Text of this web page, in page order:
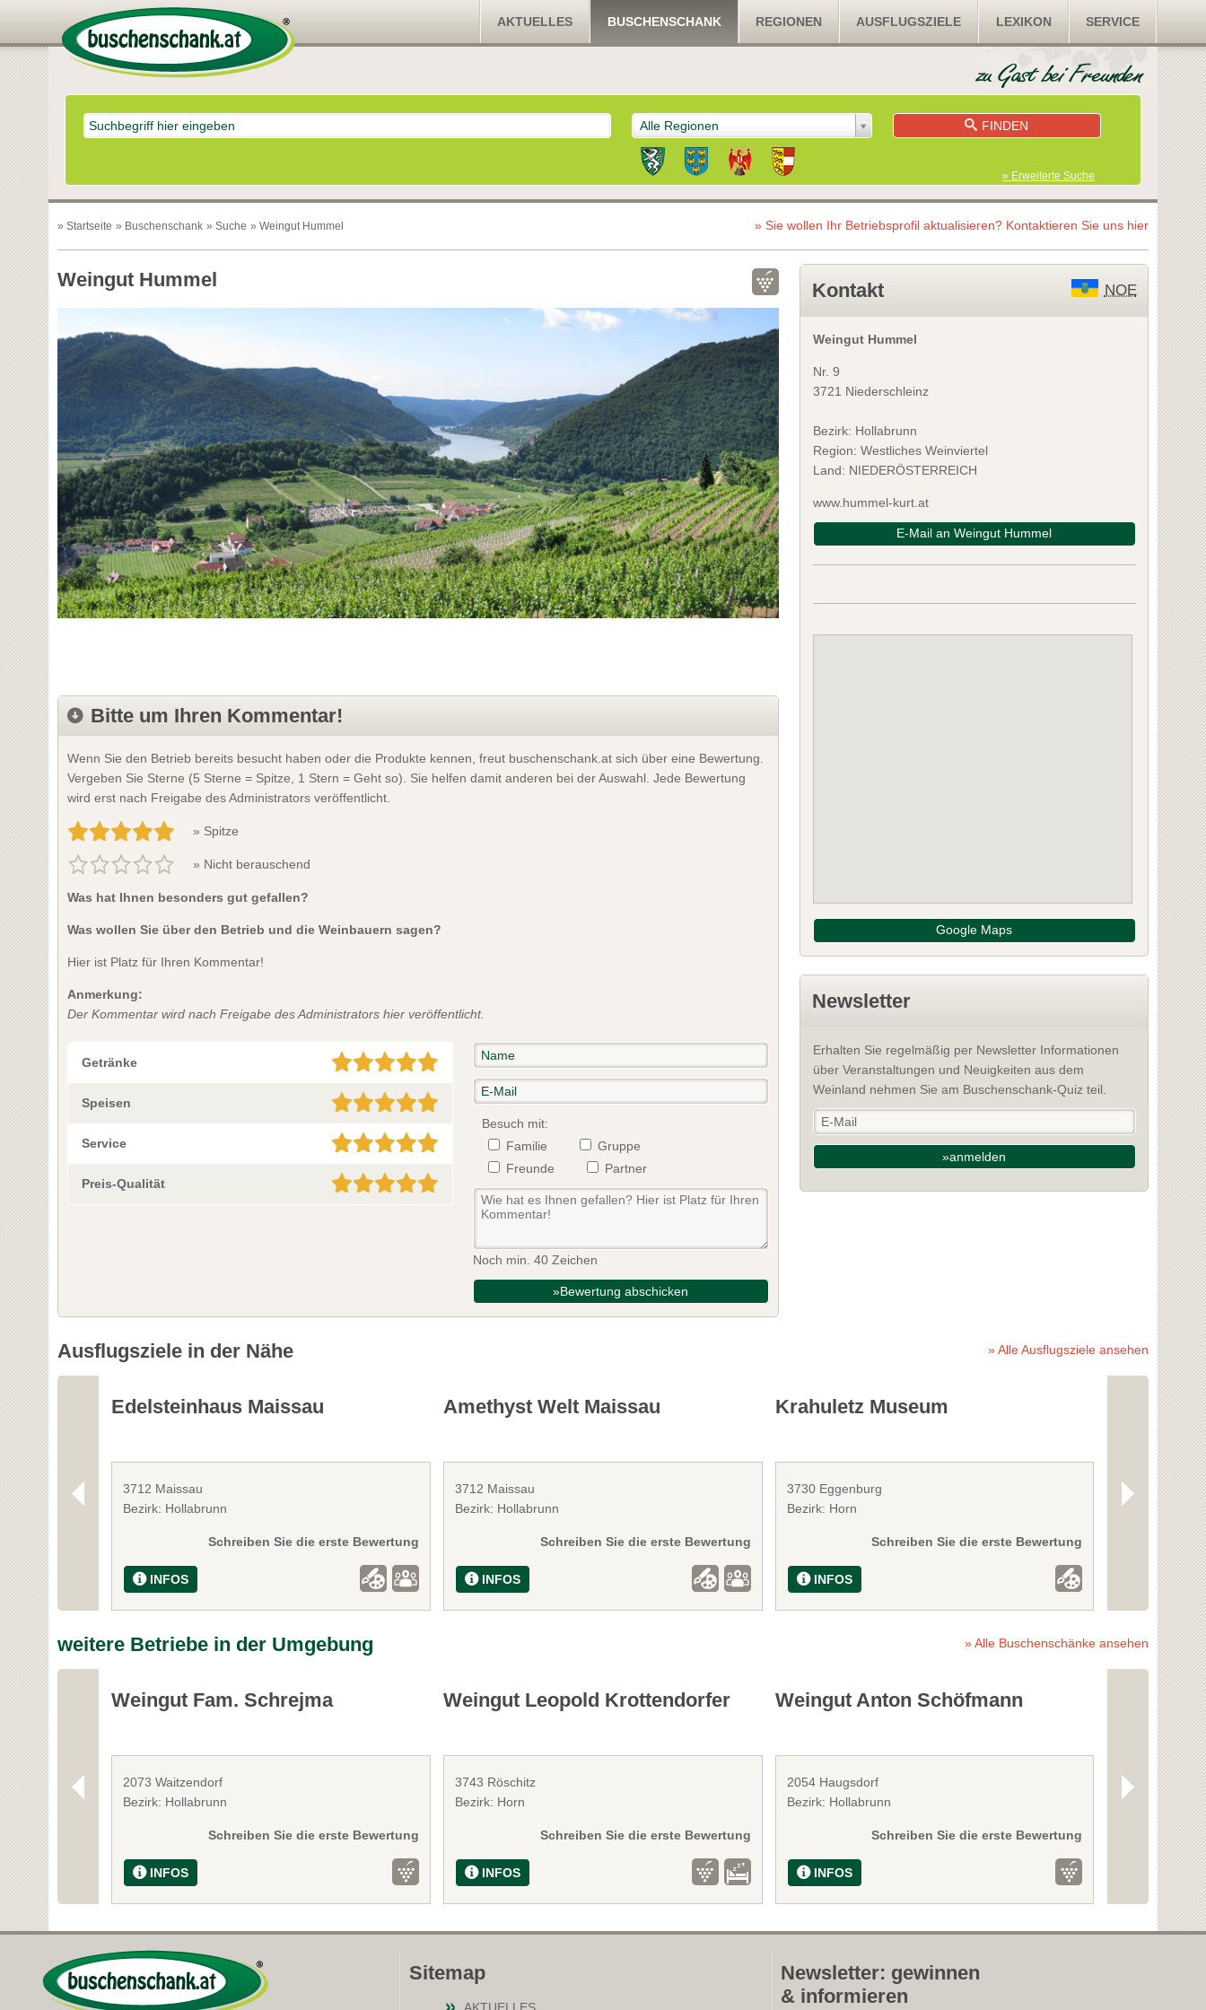
AKTUELLES BUSCHENSCHANK REGIONEN AUSFLUGSZIELE LEXIKON SERVICE
Alle Regionen FINDEN
» Erweiterte Suche
» Startseite » Buschenschank » Suche » Weingut Hummel
Weingut Hummel
Bitte um Ihren Kommentar!
Wenn Sie den Betrieb bereits besucht haben oder die Produkte kennen, freut buschenschank.at sich über eine Bewertung.
Vergeben Sie Sterne (5 Sterne = Spitze, 1 Stern = Geht so). Sie helfen damit anderen bei der Auswahl. Jede Bewertung
wird erst nach Freigabe des Administrators veröffentlicht.
» Spitze
» Nicht berauschend
Was hat Ihnen besonders gut gefallen?
Was wollen Sie über den Betrieb und die Weinbauern sagen?
Hier ist Platz für Ihren Kommentar!
Anmerkung:
Der Kommentar wird nach Freigabe des Administrators hier veröffentlicht.
Getränke
Speisen
Service
Preis-Qualität
Besuch mit:
Familie
Gruppe
Freunde
Partner
Noch min. 40 Zeichen
»Bewertung abschicken
» Sie wollen Ihr Betriebsprofil aktualisieren? Kontaktieren Sie uns hier
Kontakt NOE
Weingut Hummel
Nr. 9
3721 Niederschleinz
Bezirk: Hollabrunn
Region: Westliches Weinviertel
Land: NIEDERÖSTERREICH
www.hummel-kurt.at
E-Mail an Weingut Hummel
Google Maps
Newsletter
Erhalten Sie regelmäßig per Newsletter Informationen
über Veranstaltungen und Neuigkeiten aus dem
Weinland nehmen Sie am Buschenschank-Quiz teil.
»anmelden
Ausflugsziele in der Nähe » Alle Ausflugsziele ansehen
Edelsteinhaus Maissau
3712 Maissau
Bezirk: Hollabrunn
Schreiben Sie die erste Bewertung
INFOS
Amethyst Welt Maissau
3712 Maissau
Bezirk: Hollabrunn
Schreiben Sie die erste Bewertung
INFOS
Krahuletz Museum
3730 Eggenburg
Bezirk: Horn
Schreiben Sie die erste Bewertung
INFOS
3730
Bezirk: Horn
INFOS
weitere Betriebe in der Umgebung » Alle Buschenschänke ansehen
Weingut Fam. Schrejma
2073 Waitzendorf
Bezirk: Hollabrunn
Schreiben Sie die erste Bewertung
INFOS
Weingut Leopold Krottendorfer
3743 Röschitz
Bezirk: Horn
Schreiben Sie die erste Bewertung
INFOS
Weingut Anton Schöfmann
2054 Haugsdorf
Bezirk: Hollabrunn
Schreiben Sie die erste Bewertung
INFOS
Weingut
2073
Bezirk:
INFOS
Sitemap
Newsletter: gewinnen
& informieren